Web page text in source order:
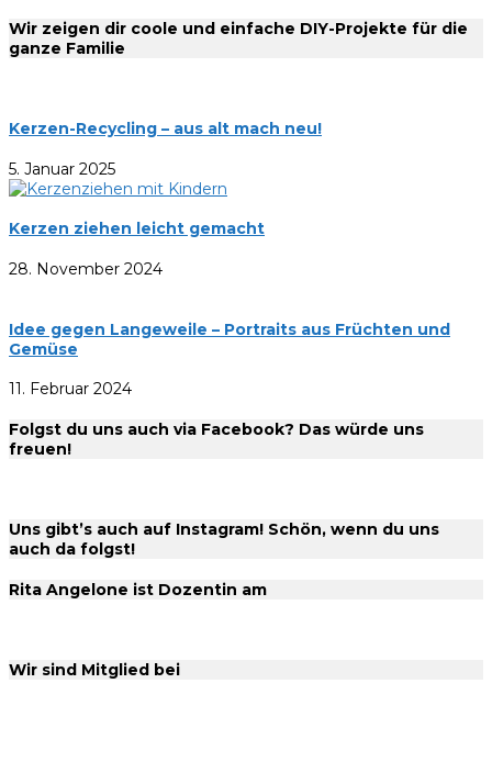
Wir zeigen dir coole und einfache DIY-Projekte für die
ganze Familie
Kerzen-Recycling – aus alt mach neu!
5. Januar 2025
Kerzen ziehen leicht gemacht
28. November 2024
Idee gegen Langeweile – Portraits aus Früchten und
Gemüse
11. Februar 2024
Folgst du uns auch via Facebook? Das würde uns
freuen!
Uns gibt’s auch auf Instagram! Schön, wenn du uns
auch da folgst!
Rita Angelone ist Dozentin am
Wir sind Mitglied bei